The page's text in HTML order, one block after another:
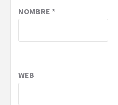
NOMBRE *
WEB